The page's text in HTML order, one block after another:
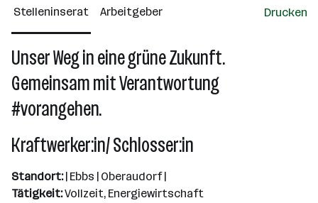
Über das Unternehmen
2501 - 10000 Mitarbeiter*innen
Wien
Stelleninserat Arbeitgeber Drucken
Unser Weg in eine grüne Zukunft.
Gemeinsam mit Verantwortung
#vorangehen.
Kraftwerker:in/ Schlosser:in
Standort:| Ebbs | Oberaudorf |
Tätigkeit:Vollzeit, Energiewirtschaft